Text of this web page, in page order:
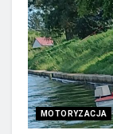
MOTORYZACJA